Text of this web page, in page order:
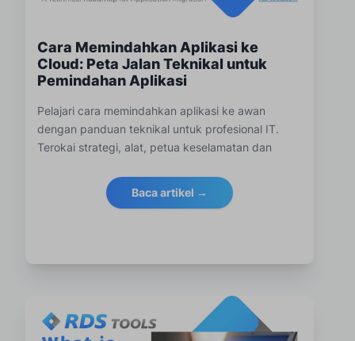
Cara Memindahkan Aplikasi ke
Cloud: Peta Jalan Teknikal untuk
Pemindahan Aplikasi
Pelajari cara memindahkan aplikasi ke awan
dengan panduan teknikal untuk profesional IT.
Terokai strategi, alat, petua keselamatan dan
Baca artikel →